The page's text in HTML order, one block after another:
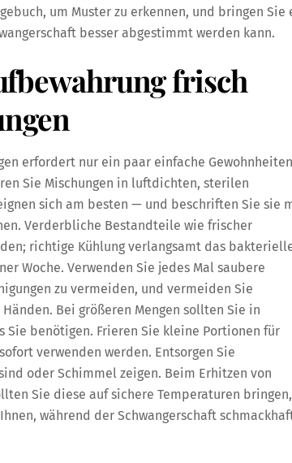
um Muster zu erkennen, und bringen Sie
besser abgestimmt werden kann.
frisch
erfordert nur ein paar einfache
Sie Mischungen in luftdichten, sterilen
sich am besten — und beschriften Sie sie
Verderbliche Bestandteile wie frischer
richtige Kühlung verlangsamt das
Woche. Verwenden Sie jedes Mal saubere
zu vermeiden, und vermeiden Sie
Bei größeren Mengen sollten Sie in
Sie benötigen. Frieren Sie kleine Portionen für
verwenden werden. Entsorgen Sie
oder Schimmel zeigen. Beim Erhitzen von
Sie diese auf sichere Temperaturen bringen,
während der Schwangerschaft